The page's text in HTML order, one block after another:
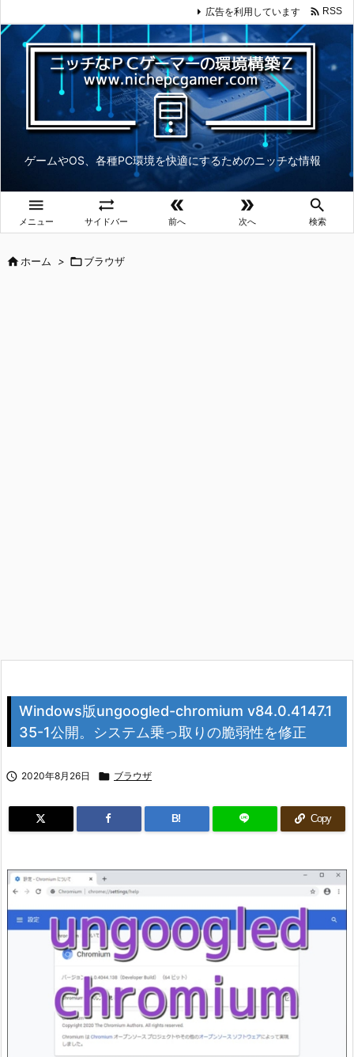
ゲームやOS、各種PC環境を快適にするためのニッチな情報

メニュー

サイドバー

前へ

次へ

検索
広告を利用しています  RSS
ホーム > ブラウザ
Windows版ungoogled-chromium v84.0.4147.1
35-1公開。システム乗っ取りの脆弱性を修正
 2020年8月26日  ブラウザ
B! Copy